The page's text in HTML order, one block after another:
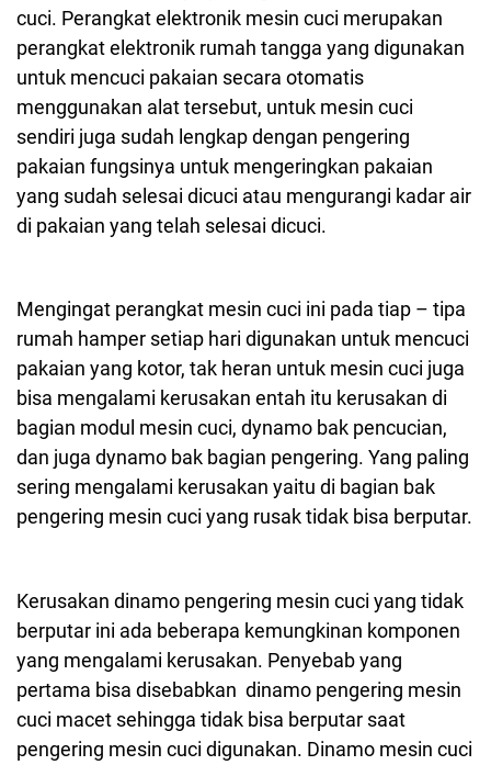
cuci. Perangkat elektronik mesin cuci merupakan
perangkat elektronik rumah tangga yang digunakan
untuk mencuci pakaian secara otomatis
menggunakan alat tersebut, untuk mesin cuci
sendiri juga sudah lengkap dengan pengering
pakaian fungsinya untuk mengeringkan pakaian
yang sudah selesai dicuci atau mengurangi kadar air
di pakaian yang telah selesai dicuci.
Mengingat perangkat mesin cuci ini pada tiap – tipa
rumah hamper setiap hari digunakan untuk mencuci
pakaian yang kotor, tak heran untuk mesin cuci juga
bisa mengalami kerusakan entah itu kerusakan di
bagian modul mesin cuci, dynamo bak pencucian,
dan juga dynamo bak bagian pengering. Yang paling
sering mengalami kerusakan yaitu di bagian bak
pengering mesin cuci yang rusak tidak bisa berputar.
Kerusakan dinamo pengering mesin cuci yang tidak
berputar ini ada beberapa kemungkinan komponen
yang mengalami kerusakan. Penyebab yang
pertama bisa disebabkan dinamo pengering mesin
cuci macet sehingga tidak bisa berputar saat
pengering mesin cuci digunakan. Dinamo mesin cuci